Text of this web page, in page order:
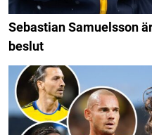
Sebastian Samuelsson
beslut